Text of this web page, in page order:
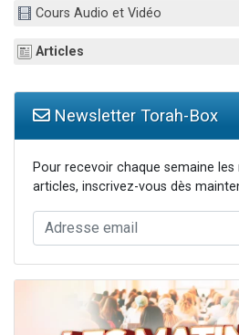
Il reste 49 places
Cours Audio et Vidéo
Articles
Newsletter Torah-Box
Pour recevoir chaque semaine
articles, inscrivez-vous dès